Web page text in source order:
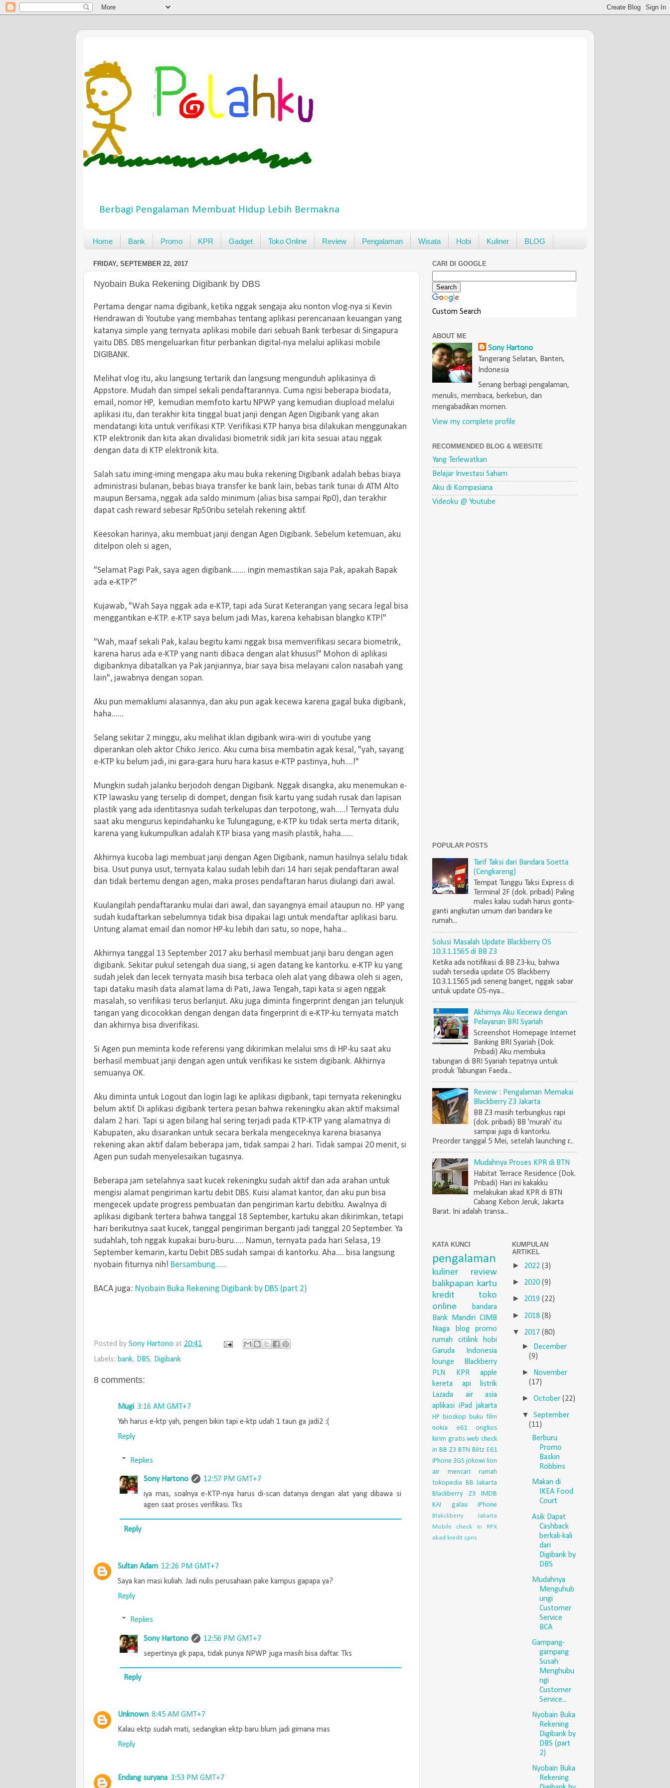
Berbagi Pengalaman Membuat Hidup Lebih Bermakna
Home Bank Promo KPR Gadget Toko Online Review Pengalaman Wisata Hobi Kuliner BLOG
FRIDAY, SEPTEMBER 22, 2017
Nyobain Buka Rekening Digibank by DBS
Pertama dengar nama digibank, ketika nggak sengaja aku nonton vlog-nya si Kevin
Hendrawan di Youtube yang membahas tentang aplikasi perencanaan keuangan yang
katanya simple yang ternyata aplikasi mobile dari sebuah Bank terbesar di Singapura
yaitu DBS. DBS mengeluarkan fitur perbankan digital-nya melalui aplikasi mobile
DIGIBANK.
Melihat vlog itu, aku langsung tertarik dan langsung mengunduh aplikasinya di
Appstore. Mudah dan simpel sekali pendaftarannya. Cuma ngisi beberapa biodata,
email, nomor HP, kemudian memfoto kartu NPWP yang kemudian diupload melalui
aplikasi itu, dan terakhir kita tinggal buat janji dengan Agen Digibank yang akan
mendatangi kita untuk verifikasi KTP. Verifikasi KTP hanya bisa dilakukan menggunakan
KTP elektronik dan kita akan divalidasi biometrik sidik jari kita sesuai atau nggak
dengan data di KTP elektronik kita.
Salah satu iming-iming mengapa aku mau buka rekening Digibank adalah bebas biaya
administrasi bulanan, bebas biaya transfer ke bank lain, bebas tarik tunai di ATM Alto
maupun Bersama, nggak ada saldo minimum (alias bisa sampai Rp0), dan terakhir
dapat cash reward sebesar Rp50ribu setelah rekening aktif.
Keesokan harinya, aku membuat janji dengan Agen Digibank. Sebelum ketemuan, aku
ditelpon oleh si agen,
"Selamat Pagi Pak, saya agen digibank....... ingin memastikan saja Pak, apakah Bapak
ada e-KTP?"
Kujawab, "Wah Saya nggak ada e-KTP, tapi ada Surat Keterangan yang secara legal bisa
menggantikan e-KTP. e-KTP saya belum jadi Mas, karena kehabisan blangko KTP!"
"Wah, maaf sekali Pak, kalau begitu kami nggak bisa memverifikasi secara biometrik,
karena harus ada e-KTP yang nanti dibaca dengan alat khusus!" Mohon di aplikasi
digibanknya dibatalkan ya Pak janjiannya, biar saya bisa melayani calon nasabah yang
lain", jawabnya dengan sopan.
Aku pun memaklumi alasannya, dan aku pun agak kecewa karena gagal buka digibank,
haha......
Selang sekitar 2 minggu, aku melihat iklan digibank wira-wiri di youtube yang
diperankan oleh aktor Chiko Jerico. Aku cuma bisa membatin agak kesal, "yah, sayang
e-KTP ku belum jadi, ini gara-gara huru hara kasus e-KTP pastinya, huh....!"
Mungkin sudah jalanku berjodoh dengan Digibank. Nggak disangka, aku menemukan e-
KTP lawasku yang terselip di dompet, dengan fisik kartu yang sudah rusak dan lapisan
plastik yang ada identitasnya sudah terkelupas dan terpotong, wah.....! Ternyata dulu
saat aku mengurus kepindahanku ke Tulungagung, e-KTP ku tidak serta merta ditarik,
karena yang kukumpulkan adalah KTP biasa yang masih plastik, haha......
Akhirnya kucoba lagi membuat janji dengan Agen Digibank, namun hasilnya selalu tidak
bisa. Usut punya usut, ternyata kalau sudah lebih dari 14 hari sejak pendaftaran awal
dan tidak bertemu dengan agen, maka proses pendaftaran harus diulangi dari awal.
Kuulangilah pendaftaranku mulai dari awal, dan sayangnya email ataupun no. HP yang
sudah kudaftarkan sebelumnya tidak bisa dipakai lagi untuk mendaftar aplikasi baru.
Untung alamat email dan nomor HP-ku lebih dari satu, so nope, haha...
Akhirnya tanggal 13 September 2017 aku berhasil membuat janji baru dengan agen
digibank. Sekitar pukul setengah dua siang, si agen datang ke kantorku. e-KTP ku yang
sudah jelek dan lecek ternyata masih bisa terbaca oleh alat yang dibawa oleh si agen,
tapi dataku masih data alamat lama di Pati, Jawa Tengah, tapi kata si agen nggak
masalah, so verifikasi terus berlanjut. Aku juga diminta fingerprint dengan jari telunjuk
tangan yang dicocokkan dengan dengan data fingerprint di e-KTP-ku ternyata match
dan akhirnya bisa diverifikasi.
Si Agen pun meminta kode referensi yang dikirimkan melalui sms di HP-ku saat aku
berhasil membuat janji dengan agen untuk verifikasi ke sistem digibank. Akhirnya
semuanya OK.
Aku diminta untuk Logout dan login lagi ke aplikasi digibank, tapi ternyata rekeningku
belum aktif. Di aplikasi digibank tertera pesan bahwa rekeningku akan aktif maksimal
dalam 2 hari. Tapi si agen bilang hal sering terjadi pada KTP-KTP yang alamatnya di
Kabupaten, aku disarankan untuk secara berkala mengeceknya karena biasanya
rekening akan aktif dalam beberapa jam, tidak sampai 2 hari. Tidak sampai 20 menit, si
Agen pun sudah menyelesaikan tugasnya.
Beberapa jam setelahnya saat kucek rekeningku sudah aktif dan ada arahan untuk
mengisi alamat pengiriman kartu debit DBS. Kuisi alamat kantor, dan aku pun bisa
mengecek update progress pembuatan dan pengiriman kartu debitku. Awalnya di
aplikasi digibank tertera bahwa tanggal 18 September, kartuku akan dikirimkan, tetapi
hari berikutnya saat kucek, tanggal pengiriman berganti jadi tanggal 20 September. Ya
sudahlah, toh nggak kupakai buru-buru..... Namun, ternyata pada hari Selasa, 19
September kemarin, kartu Debit DBS sudah sampai di kantorku. Aha.... bisa langsung
nyobain fiturnya nih! Bersambung......
BACA juga: Nyobain Buka Rekening Digibank by DBS (part 2)
Posted by Sony Hartono at 20:41
Labels: bank, DBS, Digibank
8 comments:
Mugi 3:16 AM GMT+7
Yah harus e-ktp yah, pengen bikin tapi e-ktp udah 1 taun ga jadi2 :(
Reply
Replies
Sony Hartono
12:57 PM GMT+7
iya mas, soalnya e-KTP-nya harus di-scan datanya dengan alat yang dibawa si
agen saat proses verifikasi. Tks
Reply
Sultan Adam 12:26 PM GMT+7
Saya kan masi kuliah. Jadi nulis perusahaan pake kampus gapapa ya?
Reply
Replies
Sony Hartono
12:56 PM GMT+7
sepertinya gk papa, tidak punya NPWP juga masih bisa daftar. Tks
Reply
Unknown 8:45 AM GMT+7
Kalau ektp sudah mati, sedangkan ektp baru blum jadi gimana mas
Reply
Endang suryana 3:53 PM GMT+7
CARI DI GOOGLE
Custom Search
ABOUT ME
Sony Hartono
Tangerang Selatan, Banten,
Indonesia
Senang berbagi pengalaman,
menulis, membaca, berkebun, dan
mengabadikan momen.
View my complete profile
RECOMMENDED BLOG & WEBSITE
Yang Terlewatkan
Belajar Investasi Saham
Aku di Kompasiana
Videoku @ Youtube
POPULAR POSTS
Tarif Taksi dari Bandara Soetta
(Cengkareng)
Tempat Tunggu Taksi Express di
Terminal 2F (dok. pribadi) Paling
males kalau sudah harus gonta-
ganti angkutan umum dari bandara ke
rumah...
Solusi Masalah Update Blackberry OS
10.3.1.1565 di BB Z3
Ketika ada notifikasi di BB Z3-ku, bahwa
sudah tersedia update OS Blackberry
10.3.1.1565 jadi seneng banget, nggak sabar
untuk update OS-nya...
Akhirnya Aku Kecewa dengan
Pelayanan BRI Syariah
Screenshot Homepage Internet
Banking BRI Syariah (Dok.
Pribadi) Aku membuka
tabungan di BRI Syariah tepatnya untuk
produk Tabungan Faeda...
Review : Pengalaman Memakai
Blackberry Z3 Jakarta
BB Z3 masih terbungkus rapi
(dok. pribadi) BB 'murah' itu
sampai juga di kantorku.
Preorder tanggal 5 Mei, setelah launching r...
Mudahnya Proses KPR di BTN
Habitat Terrace Residence (Dok.
Pribadi) Hari ini kakakku
melakukan akad KPR di BTN
Cabang Kebon Jeruk, Jakarta
Barat. Ini adalah transa...
KATA KUNCI
pengalaman
kuliner
review
balikpapan kartu
kredit
toko
online
bandara
Bank Mandiri CIMB
Niaga
blog
promo
rumah
citilink
hobi
Garuda Indonesia
lounge
Blackberry
PLN
KPR
apple
kereta api
listrik
Lazada
air asia
aplikasi iPad jakarta
HP bioskop buku film
nokia e61
ongkos
kirim gratis web check
in BB Z3 BTN Blitz E61
iPhone 3GS jokowi lion
air
mencari rumah
tokopedia BB Jakarta
Blackberry Z3
IMDB
KAI
galau iPhone
Blakckberry Jakarta
Mobile check in
RPX
akad kredit cpns
KUMPULAN
ARTIKEL
► 2022 (3)
► 2020 (9)
► 2019 (22)
► 2018 (8)
▼ 2017 (80)
►
December
(9)
►
November
(17)
►October(22)
▼September
(11)
Berburu
Promo
Baskin
Robbins
Makan di
IKEA Food
Court
Asik Dapat
Cashback
berkali-kali
dari
Digibank by
DBS
Mudahnya
Menguhub
ungi
Customer
Service
BCA
Gampang-
gampang
Susah
Menghubu
ngi
Customer
Service...
Nyobain Buka
Rekening
Digibank by
DBS (part
2)
Nyobain Buka
Rekening